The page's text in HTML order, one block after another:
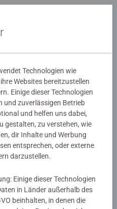
5.0 von 5 Sternen.
Technologien wie
Websites bereitzustellen
Einige dieser Technologien
und zuverlässigen Betrieb
und helfen uns dabei,
gestalten, zu verstehen, wie
dir Inhalte und Werbung
entsprechen, oder externe
darzustellen.
Einige dieser Technologien
in Länder außerhalb des
beinhalten, in denen die